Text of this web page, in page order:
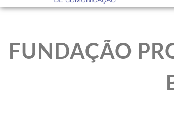
FUNDAÇÃO